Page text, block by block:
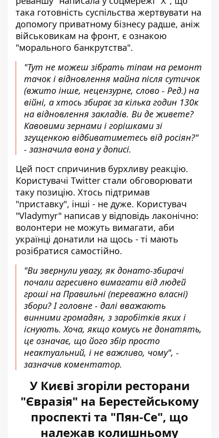
така готовність суспільства жертвувати на
допомогу приватному бізнесу радше, аніж
військовикам на фронт, є ознакою
"морального банкрутства".
"Тут не можеш зібрать тіпам на ремонт
тачок і відновлення майна після сутичок
(вжито інше, нецензурне, слово - Ред.) на
війні, а хтось збирає за кілька годин 130к
на відновлення закладів. Ви де живете?
Кавовими зернами і горішками зі
згущенкою відбиватиметесь від росіян?"
- зазначила вона у дописі.
Цей пост спричинив бурхливу реакцію.
Користувачі Twitter стали обговорювати
таку позицію. Хтось підтримав
"приставку", інші - не дуже. Користувач
"Vladymyr" написав у відповідь лаконічно:
волонтери не можуть вимагати, аби
українці донатили на щось - ті мають
розібратися самостійно.
"Ви звернули увагу, як донато-збирачі
почали агресивно вимагати від людей
гроші на Правильні (переважно власні)
збори? І головне - далі вважають
винними громадян, з заробітків яких і
існують. Хоча, якщо комусь не донатять,
це означає, що його збір просто
неактуальний, і не важливо, чому", -
зазначив коментатор.
У Києві згоріли ресторани
"Євразія" на Берестейському
проспекті та "Пян-Се", що
належав колишньому